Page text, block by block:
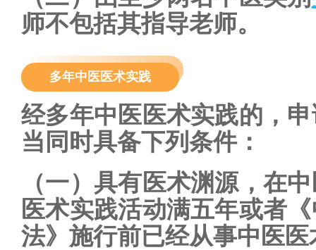
师不包括其指导老师。
多年中医医术实践
经多年中医医术实践的，
当同时具备下列条件：
（一）具有医术渊源，在
医术实践活动满五年或者
法》施行前已经从事中医